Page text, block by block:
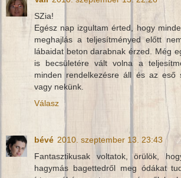
SZia!
Egész nap izgultam érted, hogy
meghajlás a teljesítményed előtt
lábaidat beton darabnak érzed. Még
is becsületére vált volna a
minden rendelkezésre áll és az eső
vagy nekünk.
Válasz
bévé 2010. szeptember 13. 23:43
Fantasztikusak voltatok, örülök,
hagymás bagettedről meg ódákat